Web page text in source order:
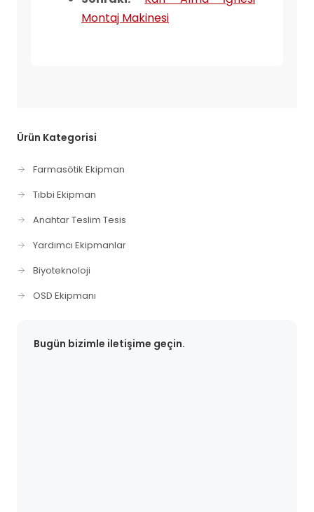
Montaj Makinesi
Ürün Kategorisi
Farmasötik Ekipman
Tıbbi Ekipman
Anahtar Teslim Tesis
Yardımcı Ekipmanlar
Biyoteknoloji
OSD Ekipmanı
Bugün bizimle iletişime geçin.